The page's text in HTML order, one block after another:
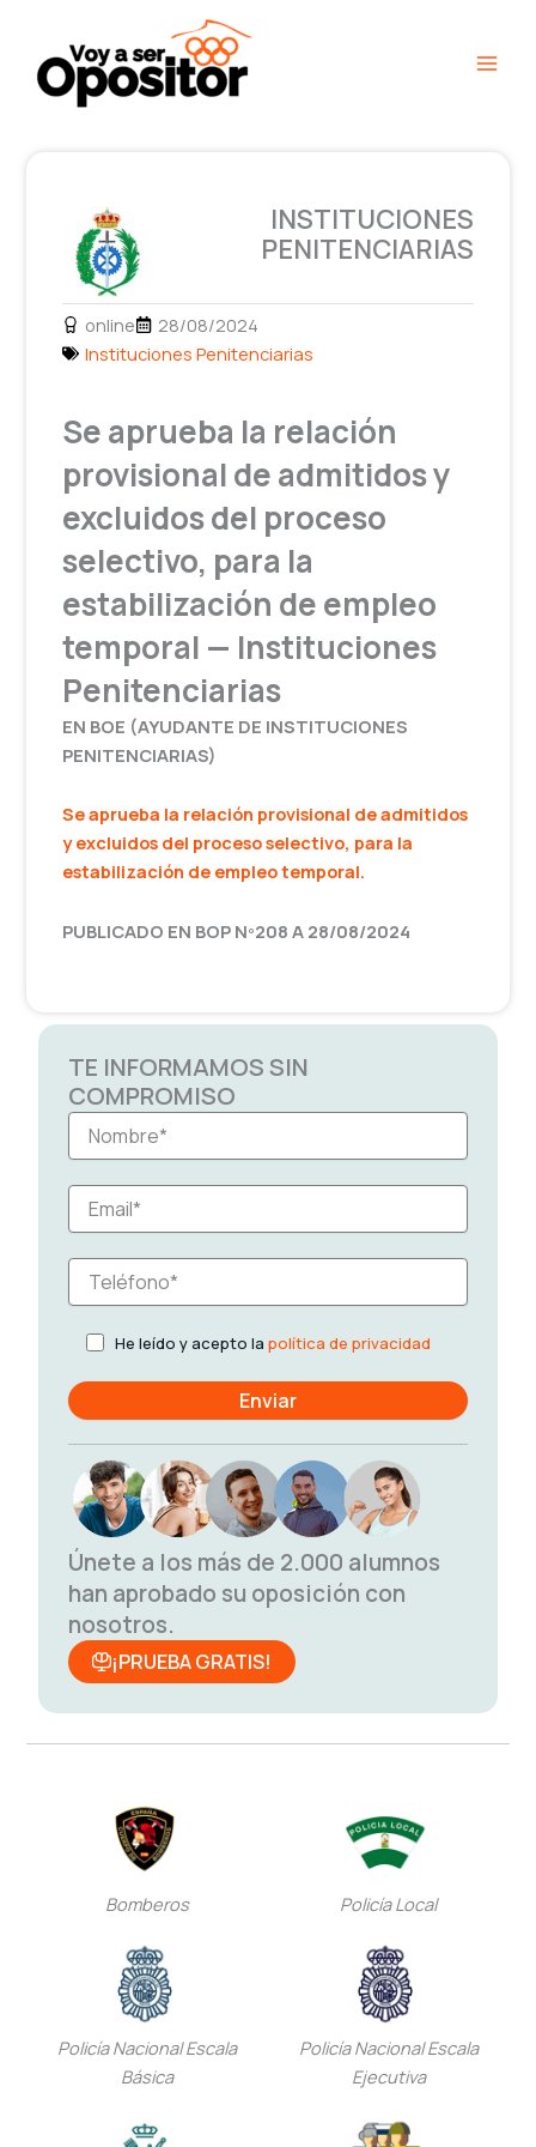
contenido
INSTITUCIONES
PENITENCIARIAS
online
28/08/2024
Instituciones Penitenciarias
Se aprueba la relación
provisional de admitidos y
excluidos del proceso
selectivo, para la
estabilización de empleo
temporal — Instituciones
Penitenciarias
EN BOE (AYUDANTE DE INSTITUCIONES
PENITENCIARIAS)
Se aprueba la relación provisional de admitidos
y excluidos del proceso selectivo, para la
estabilización de empleo temporal.
PUBLICADO EN BOP Nº208 A 28/08/2024
TE INFORMAMOS SIN
COMPROMISO
He leído y acepto la política de privacidad
Únete a los más de 2.000 alumnos
han aprobado su oposición con
nosotros.
¡PRUEBA GRATIS!
Bomberos Policía Local
Policía Nacional Escala
Básica
Policía Nacional Escala
Ejecutiva